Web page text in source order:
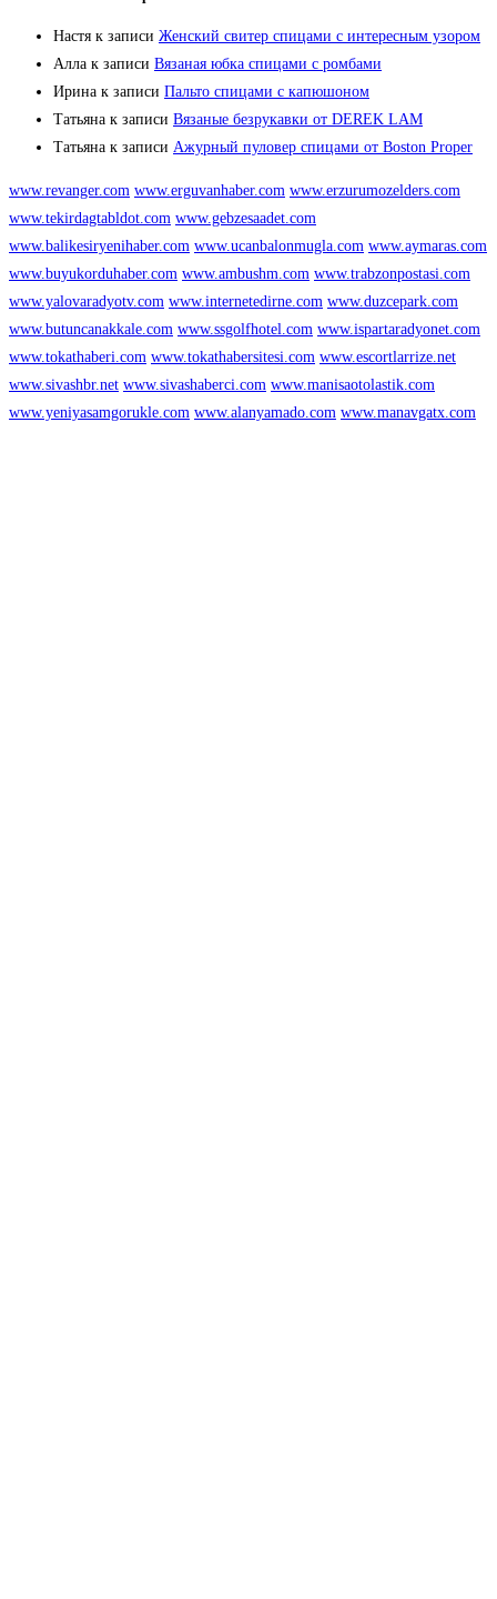
Настя к записи Женский свитер спицами с интересным узором
Алла к записи Вязаная юбка спицами с ромбами
Ирина к записи Пальто спицами с капюшоном
Татьяна к записи Вязаные безрукавки от DEREK LAM
Татьяна к записи Ажурный пуловер спицами от Boston Proper
www.revanger.com www.erguvanhaber.com www.erzurumozelders.com
www.tekirdagtabldot.com www.gebzesaadet.com
www.balikesiryenihaber.com www.ucanbalonmugla.com www.aymaras.com
www.buyukorduhaber.com www.ambushm.com www.trabzonpostasi.com
www.yalovaradyotv.com www.internetedirne.com www.duzcepark.com
www.butuncanakkale.com www.ssgolfhotel.com www.ispartaradyonet.com
www.tokathaberi.com www.tokathabersitesi.com www.escortlarrize.net
www.sivashbr.net www.sivashaberci.com www.manisaotolastik.com
www.yeniyasamgorukle.com www.alanyamado.com www.manavgatx.com